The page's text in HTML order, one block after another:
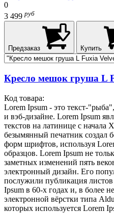
0
3 499 руб
Предзаказ Купить
Кресло мешок груша L
Код товара:
Lorem Ipsum - это текст-
и вэб-дизайне. Lorem Ipsum
текстов на латинице с начала
безымянный печатник создал
форм шрифтов, используя
образцов. Lorem Ipsum не
заметных изменений пять
электронный дизайн. Его
послужили публикация
Ipsum в 60-х годах и, в более
электронной вёрстки типа
которых используется Lorem